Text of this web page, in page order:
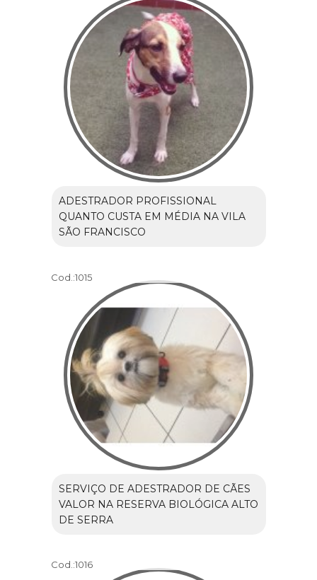
ADESTRADOR PROFISSIONAL
QUANTO CUSTA EM MÉDIA NA VILA
SÃO FRANCISCO
Cod.:1015
SERVIÇO DE ADESTRADOR DE CÃES
VALOR NA RESERVA BIOLÓGICA ALTO
DE SERRA
Cod.:1016